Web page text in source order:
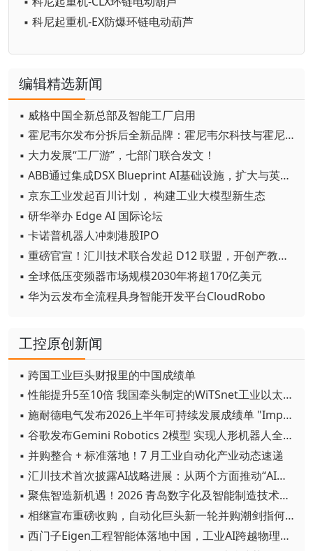
▪ 科尼起重机-EX防爆环链电动葫芦
编辑精选新闻
▪ 威格中国全新总部及智能工厂启用
▪ 霍尼韦尔发布分拆后全新品牌：霍尼韦尔科技与霍尼韦尔航空航天
▪ 大力发展“工厂游”，七部门联合发文！
▪ ABB通过集成DSX Blueprint AI基础设施，扩大与英伟达的合作
▪ 京东工业发起百川计划， 构建工业大模型新生态
▪ 研华举办 Edge AI 国际论坛
▪ 卡诺普机器人冲刺港股IPO
▪ 重磅官宣！汇川技术联合发起 D12 联盟，开创产教融合新范式
▪ 全球低压变频器市场规模2030年将超170亿美元
▪ 华为云发布全流程具身智能开发平台CloudRobo
工控原创新闻
▪ 跨国工业巨头财报里的中国成绩单
▪ 性能提升5至10倍 我国牵头制定的WiTSnet工业以太网国际标准正式发布
▪ 施耐德电气发布2026上半年可持续发展成绩单 "Impact 2030"路线图开局稳健
▪ 谷歌发布Gemini Robotics 2模型 实现人形机器人全身智能控制突破
▪ 并购整合 + 标准落地！7 月工业自动化产业动态速递
▪ 汇川技术首次披露AI战略进展：从两个方面推动“AI业务化”落地
▪ 聚焦智造新机遇！2026 青岛数字化及智能制造技术论坛圆满落幕
▪ 相继宣布重磅收购，自动化巨头新一轮并购潮剑指何方？
▪ 西门子Eigen工程智能体落地中国，工业AI跨越物理世界“确定性”拐点